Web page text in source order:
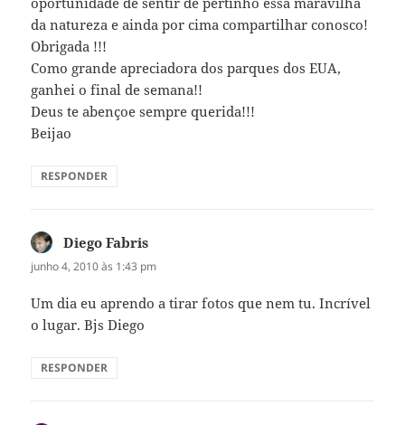
da natureza e ainda por cima compartilhar conosco!
Obrigada !!!
Como grande apreciadora dos parques dos EUA,
ganhei o final de semana!!
Deus te abençoe sempre querida!!!
Beijao
RESPONDER
Diego Fabris
junho 4, 2010 às 1:43 pm
Um dia eu aprendo a tirar fotos que nem tu. Incrível
o lugar. Bjs Diego
RESPONDER